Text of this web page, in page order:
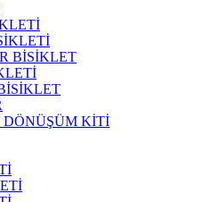
BİSİKLET
KİTİ